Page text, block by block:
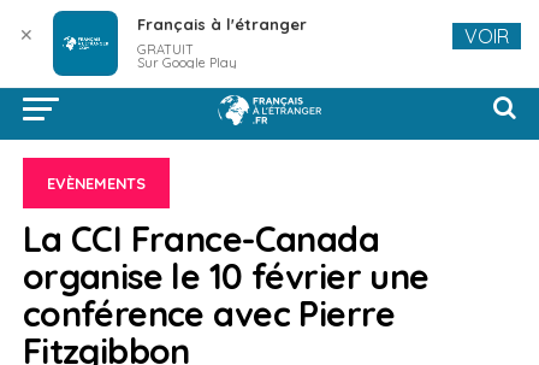
EVÈNEMENTS
La CCI France-Canada
organise le 10 février une
conférence avec Pierre
Fitzgibbon
✕ Français à l'étranger
GRATUIT
Sur Google Play
VOIR